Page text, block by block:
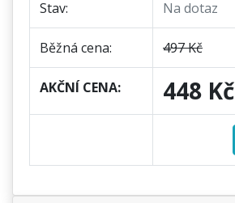
Stav: Na dotaz
Běžná cena: 497 Kč
AKČNÍ CENA: 448 Kč